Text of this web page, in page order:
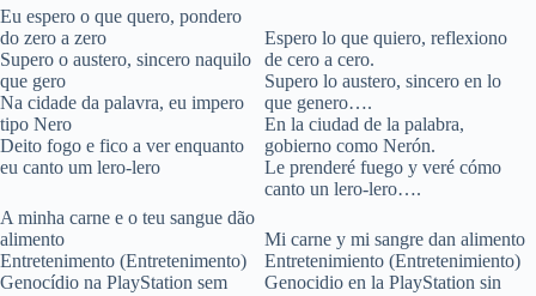
Eu espero o que quero, pondero
do zero a zero
Supero o austero, sincero naquilo
que gero
Na cidade da palavra, eu impero
tipo Nero
Deito fogo e fico a ver enquanto
eu canto um lero-lero
A minha carne e o teu sangue dão
alimento
Entretenimento (Entretenimento)
Genocídio na PlayStation sem
Espero lo que quiero, reflexiono
de cero a cero.
Supero lo austero, sincero en lo
que genero….
En la ciudad de la palabra,
gobierno como Nerón.
Le prenderé fuego y veré cómo
canto un lero-lero….
Mi carne y mi sangre dan alimento
Entretenimiento (Entretenimiento)
Genocidio en la PlayStation sin